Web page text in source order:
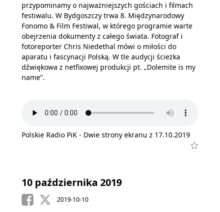
przypominamy o najważniejszych gościach i filmach
festiwalu. W Bydgoszczy trwa 8. Międzynarodowy
Fonomo & Film Festiwal, w którego programie warte
obejrzenia dokumenty z całego świata. Fotograf i
fotoreporter Chris Niedethal mówi o miłości do
aparatu i fascynacji Polską. W tle audycji ścieżka
dźwiękowa z netfixowej produkcji pt. „Dolemite is my
name”.
Polskie Radio PiK - Dwie strony ekranu z 17.10.2019
10 października 2019
2019-10-10